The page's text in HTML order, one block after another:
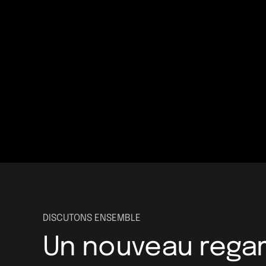
DISCUTONS ENSEMBLE
Un nouveau